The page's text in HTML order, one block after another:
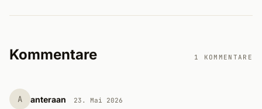
Kommentare 1 KOMMENTARE
A anteraan 23. Mai 2026